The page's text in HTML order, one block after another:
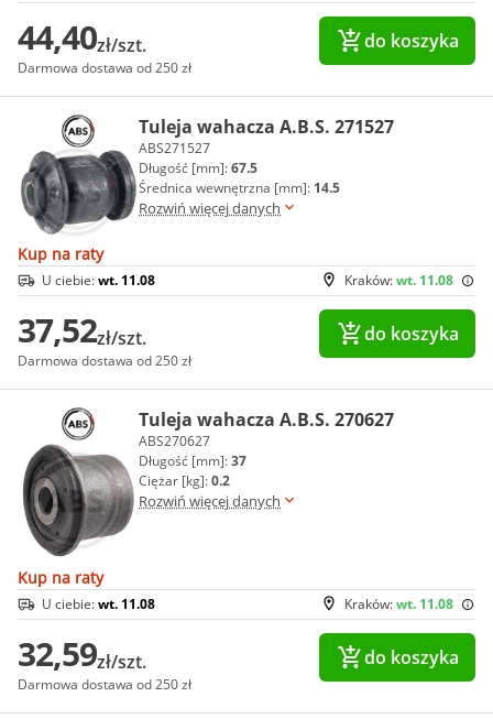
44,40zł/szt.
Darmowa dostawa od 250 zł
do koszyka
Tuleja wahacza A.B.S. 271527
ABS271527
Długość [mm]:67.5
Średnica wewnętrzna [mm]: 14.5
Rozwiń więcej danych
Kup na raty
Kraków:wt. 11.08
U ciebie:wt. 11.08
37,52zł/szt.
Darmowa dostawa od 250 zł
do koszyka
Tuleja wahacza A.B.S. 270627
ABS270627
Długość [mm]:37
Ciężar [kg]:0.2
Rozwiń więcej danych
Kup na raty
Kraków:wt. 11.08
U ciebie:wt. 11.08
32,59zł/szt.
Darmowa dostawa od 250 zł
do koszyka